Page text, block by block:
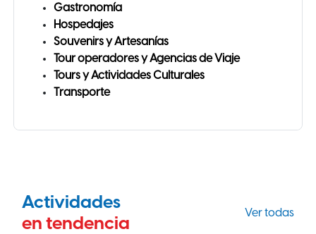
Gastronomía
Hospedajes
Souvenirs y Artesanías
Tour operadores y Agencias de Viaje
Tours y Actividades Culturales
Transporte
Actividades
en tendencia
Ver todas